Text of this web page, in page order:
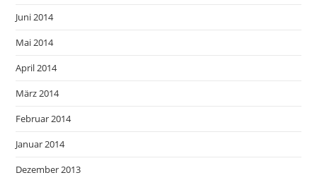
Juni 2014
Mai 2014
April 2014
März 2014
Februar 2014
Januar 2014
Dezember 2013